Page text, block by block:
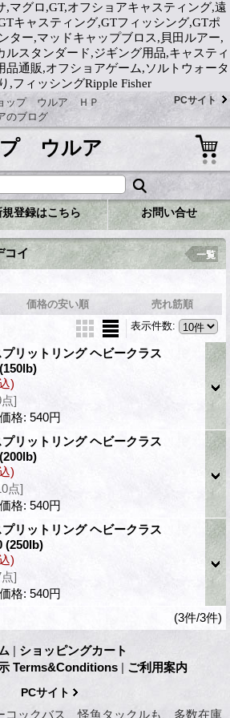
,マグロ,GT,オフショアキャスティング,遠
キャスティング,GTフィッシング,GTポ
ター,マッドキャップブロス,貝田ルアー,
ルスタンダード,ジギング用品,キャスティ
品通販,オフショアゲーム,ソルトウォータ
,フィッシングRipple Fisher
ップ ウルア ＨＰ
のブログ
PCサイト
プ ウルア
規登録はこちら お問い合せ
コイ
一覧
価格の安い順
売れ筋順
表示件数:
リットリング ヘビークラス
)
]
格: 540円
リットリング ヘビークラス
)
点]
格: 540円
リットリング ヘビークラス
(250lb)
)
]
格: 540円
(3件/3件)
| ショッピングカート
Terms&Conditions | ご利用案内
PCサイト
コックバス 怪魚タックルも、多数在庫